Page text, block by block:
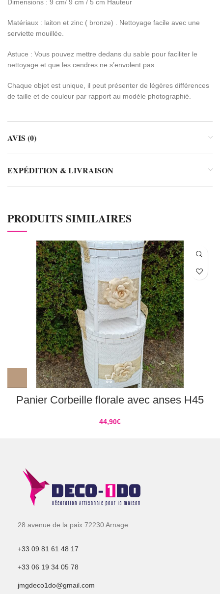
Dimensions : 9 cm/ 9 cm / 5 cm Hauteur
Matériaux : laiton et zinc ( bronze) . Nettoyage facile avec une
serviette mouillée.
Astuce : Vous pouvez mettre dedans du sable pour faciliter le
nettoyage et que les cendres ne s’envolent pas.
Chaque objet est unique, il peut présenter de légères différences
de taille et de couleur par rapport au modèle photographié.
AVIS (0)
EXPÉDITION & LIVRAISON
PRODUITS SIMILAIRES
Panier Corbeille florale avec anses H45
44,90€
28 avenue de la paix 72230 Arnage.
+33 09 81 61 48 17
+33 06 19 34 05 78
jmgdeco1do@gmail.com